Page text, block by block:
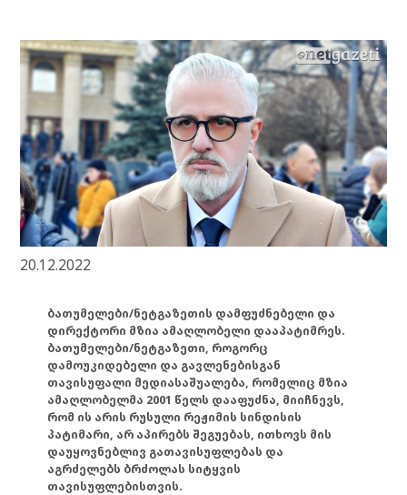
20.12.2022
ბათუმელები/ნეტგაზეთის დამფუძნებელი და
დირექტორი მზია ამაღლობელი დააპატიმრეს.
ბათუმელები/ნეტგაზეთი, როგორც
დამოუკიდებელი და გავლენებისგან
თავისუფალი მედიასაშუალება, რომელიც მზია
ამაღლობელმა 2001 წელს დააფუძნა, მიიჩნევს,
რომ ის არის რუსული რეჟიმის სინდისის
პატიმარი, არ აპირებს შეგუებას, ითხოვს მის
დაუყოვნებლივ გათავისუფლებას და
აგრძელებს ბრძოლას სიტყვის
თავისუფლებისთვის.